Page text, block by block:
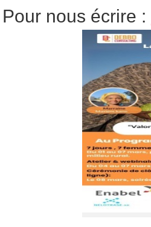
Pour nous écrire :